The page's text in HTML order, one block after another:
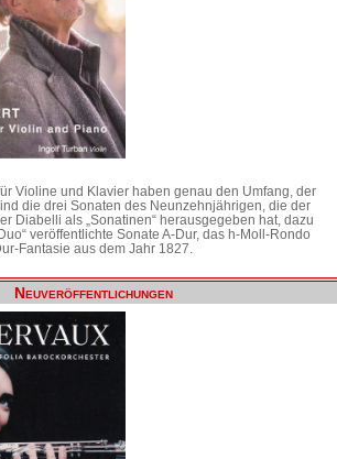
Violine und Klavier haben genau den Umfang, der
die drei Sonaten des Neunzehnjährigen, die der
Diabelli als „Sonatinen“ herausgegeben hat, dazu
veröffentlichte Sonate A-Dur, das h-Moll-Rondo
Fantasie aus dem Jahr 1827.
Neuveröffentlichungen